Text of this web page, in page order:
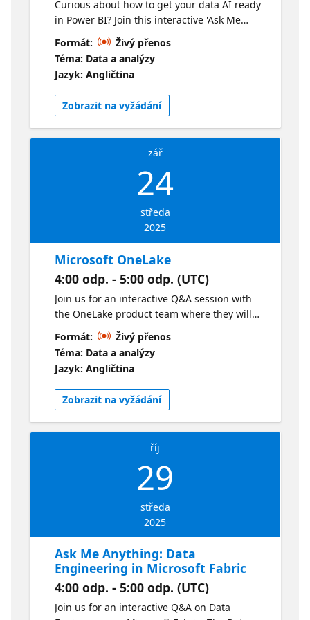
Curious about how to get your data AI ready
in Power BI? Join this interactive 'Ask Me
Anything' session with Power BI experts to
dive into the foundations of AI readiness. In
this session, we’ll dive into what makes a
semantic model truly AI-ready, explore best
practices for building robust models, and
show you how to prep your data to unlock
the full potential of Copilot in Power BI.
Formát:
Živý přenos
Téma: Data a analýzy
Jazyk: Angličtina
Zobrazit na vyžádání
zář
24
středa
2025
Microsoft OneLake
4:00 odp. - 5:00 odp. (UTC)
Join us for an interactive Q&A session with
the OneLake product team where they will
answer your top questions on how to
optimize your OneLake storage. We'll answer
questions like: ● How can you connect
different types of data to OneLake? ● How
can you use tools like OneLake security to
control data access? ● How can you use the
OneLake catalog to better govern your data?
Formát:
Živý přenos
Téma: Data a analýzy
Jazyk: Angličtina
Zobrazit na vyžádání
říj
29
středa
2025
Ask Me Anything: Data
Engineering in Microsoft Fabric
4:00 odp. - 5:00 odp. (UTC)
Join us for an interactive Q&A on Data